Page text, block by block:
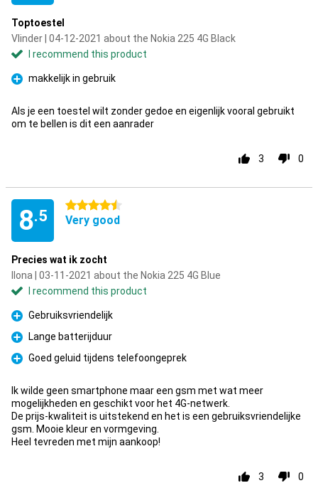
Toptoestel
Vlinder | 04-12-2021 about the Nokia 225 4G Black
I recommend this product
Pro
makkelijk in gebruik
Als je een toestel wilt zonder gedoe en eigenlijk vooral gebruikt
om te bellen is dit een aanrader
3 0
8.5
4.5 stars
Very good
Precies wat ik zocht
Ilona | 03-11-2021 about the Nokia 225 4G Blue
I recommend this product
Pro
Gebruiksvriendelijk
Pro
Lange batterijduur
Pro
Goed geluid tijdens telefoongeprek
Ik wilde geen smartphone maar een gsm met wat meer
mogelijkheden en geschikt voor het 4G-netwerk.
De prijs-kwaliteit is uitstekend en het is een gebruiksvriendelijke
gsm. Mooie kleur en vormgeving.
Heel tevreden met mijn aankoop!
3 0